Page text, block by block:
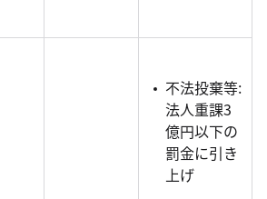
不法投棄等:
法人重課3
億円以下の
罰金に引き
上げ